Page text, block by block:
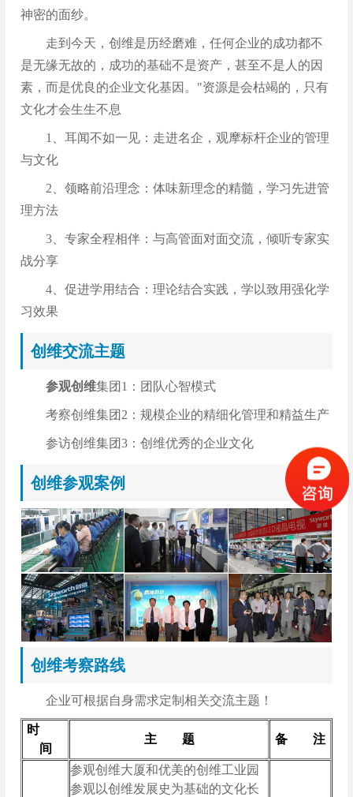
神密的面纱。
走到今天，创维是历经磨难，任何企业的成功都不
是无缘无故的，成功的基础不是资产，甚至不是人的因
素，而是优良的企业文化基因。"资源是会枯竭的，只有
文化才会生生不息
1、耳闻不如一见：走进名企，观摩标杆企业的管理
与文化
2、领略前沿理念：体味新理念的精髓，学习先进管
理方法
3、专家全程相伴：与高管面对面交流，倾听专家实
战分享
4、促进学用结合：理论结合实践，学以致用强化学
习效果
创维交流主题
参观创维集团1：团队心智模式
考察创维集团2：规模企业的精细化管理和精益生产
参访创维集团3：创维优秀的企业文化
创维参观案例
创维考察路线
企业可根据自身需求定制相关交流主题！
时
间
主 题 备 注
参观创维大厦和优美的创维工业园
参观以创维发展史为基础的文化长